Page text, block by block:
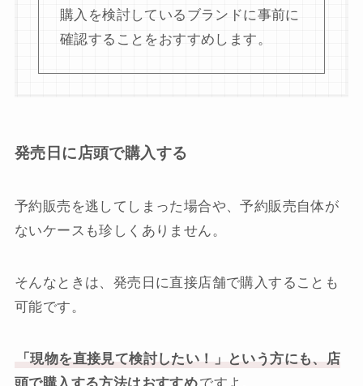
購入を検討しているブランドに事前に
確認することをおすすめします。
発売日に店頭で購入する
予約販売を逃してしまった場合や、予約販売自体が
ないケースも珍しくありません。
そんなときは、発売日に直接店舗で購入することも
可能です。
「現物を直接見て検討したい！」という方にも、店